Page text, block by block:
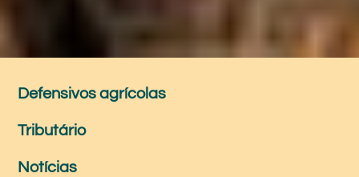
Defensivos agrícolas
Tributário
Notícias